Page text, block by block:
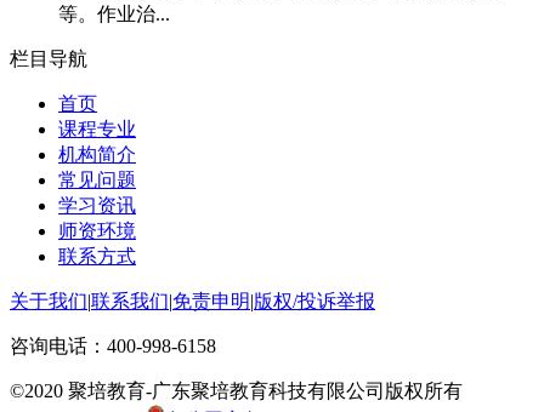
等。作业治...
栏目导航
首页
课程专业
机构简介
常见问题
学习资讯
师资环境
联系方式
关于我们|联系我们|免责申明|版权/投诉举报
咨询电话： 400-998-6158
©2020 聚培教育-广东聚培教育科技有限公司版权所有